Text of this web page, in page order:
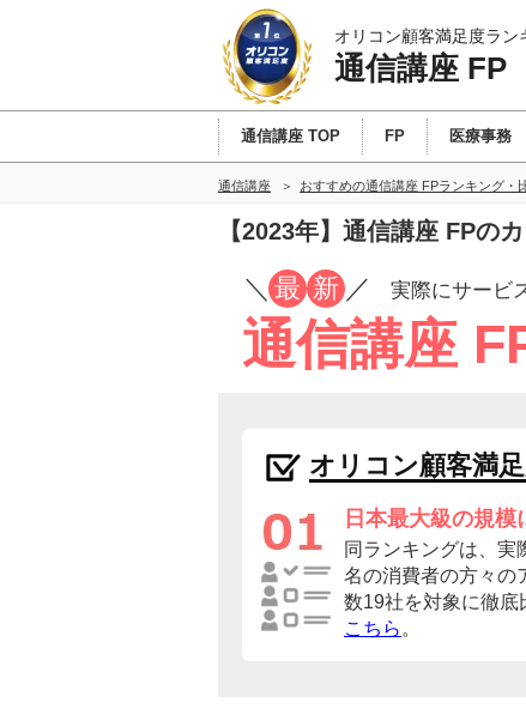
オリコン顧客満足度ラン
通信講座 FP
通信講座 TOP FP 医療事務
通信講座 おすすめの通信講座 FPランキング・
【2023年】通信講座 FPの
／ 最 新 ／ 実際にサービ
通信講座
オリコン顧客満
日本最大級の規
同ランキングは、実
名の消費者の方々の
数19社を対象に徹底
こちら 。